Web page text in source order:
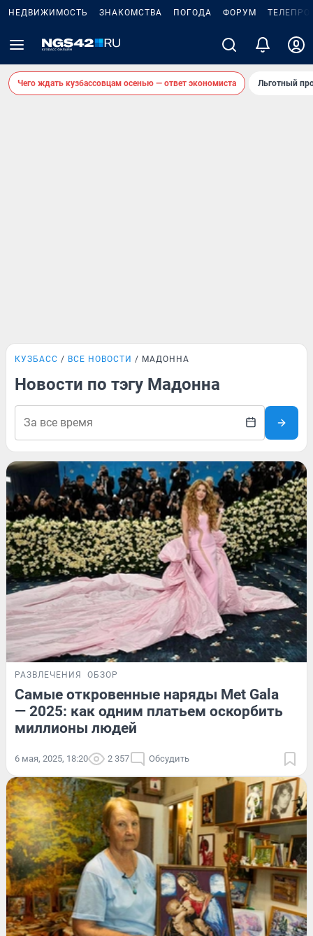
НЕДВИЖИМОСТЬ ЗНАКОМСТВА ПОГОДА ФОРУМ
Чего ждать кузбассовцам осенью — ответ экономиста Льготный
КУЗБАСС ВСЕ НОВОСТИ МАДОННА
Новости по тэгу Мадонна
РАЗВЛЕЧЕНИЯ ОБЗОР
Самые откровенные наряды Met Gala
— 2025: как одним платьем оскорбить
миллионы людей
6 мая, 2025, 18:20 2 357 Обсудить